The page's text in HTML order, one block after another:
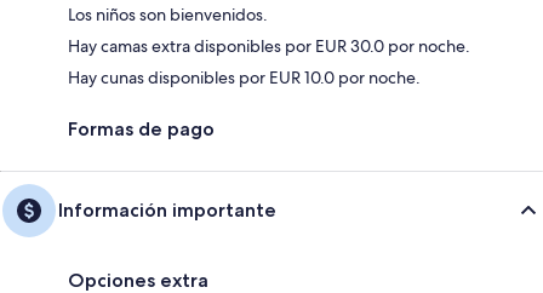
Los niños son bienvenidos.
Hay camas extra disponibles por EUR 30.0 por noche.
Hay cunas disponibles por EUR 10.0 por noche.
Formas de pago
Información importante
Opciones extra